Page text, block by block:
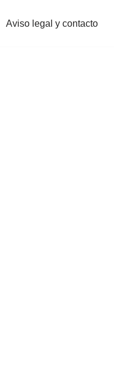
Aviso legal y contacto